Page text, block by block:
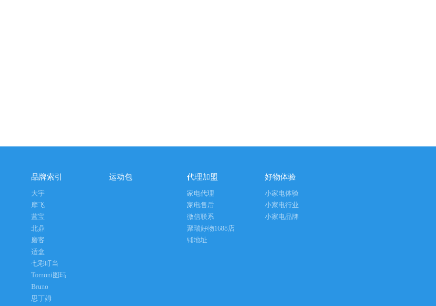
品牌索引
大宇
摩飞
蓝宝
北鼎
磨客
适盒
七彩叮当
Tomoni图玛
Bruno
思丁姆
运动包 代理加盟
家电代理
家电售后
微信联系
聚瑞好物1688店
铺地址
好物体验
小家电体验
小家电行业
小家电品牌